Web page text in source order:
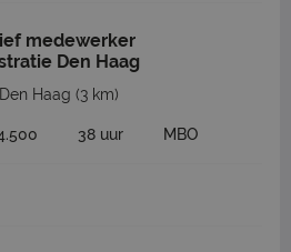
medewerker
Den Haag
Den Haag (3 km)
38 uur MBO